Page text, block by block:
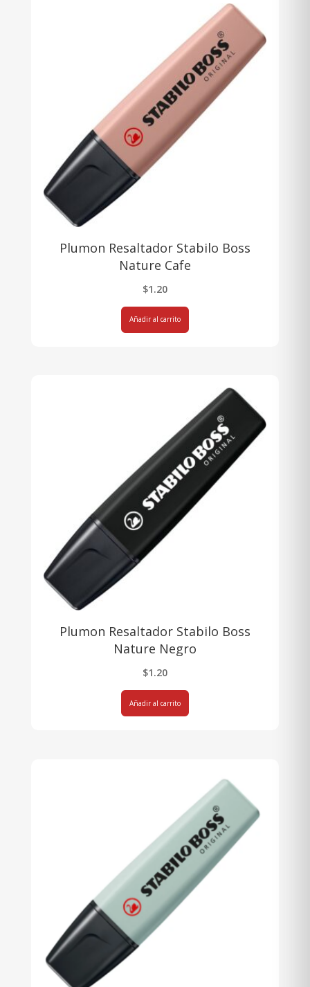
Plumon Resaltador Stabilo Boss
Nature Cafe
$1.20
Añadir al carrito
Plumon Resaltador Stabilo Boss
Nature Negro
$1.20
Añadir al carrito